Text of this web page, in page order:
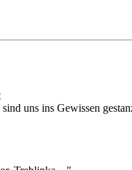
uns ins Gewissen